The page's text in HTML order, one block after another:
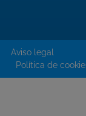
Aviso legal
Política de